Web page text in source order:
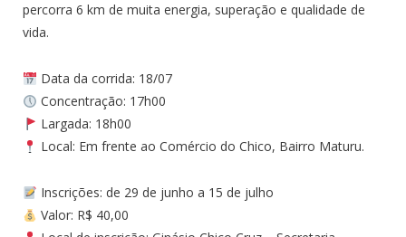
percorra 6 km de muita energia, superação e qualidade de
vida.
Data da corrida: 18/07
Concentração: 17h00
Largada: 18h00
Local: Em frente ao Comércio do Chico, Bairro Maturu.
Inscrições: de 29 de junho a 15 de julho
Valor: R$ 40,00